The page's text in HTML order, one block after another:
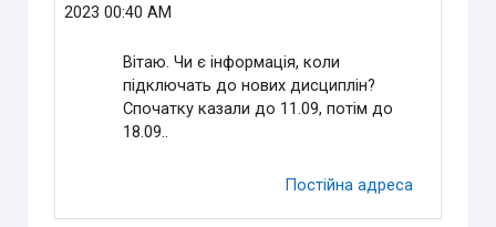
2023 00:40 AM
Вітаю. Чи є інформація, коли
підключать до нових дисциплін?
Спочатку казали до 11.09, потім до
18.09..
Постійна адреса